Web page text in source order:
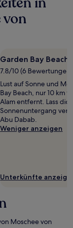
von
Garden Bay Beach
7.8/10 (6 Bewertungen)
Lust auf Sonne und
Bay Beach, nur 10 km
Alam entfernt. Lass
Sonnenuntergang
Abu Dabab.
Weniger anzeigen
Unterkünfte
Moschee von